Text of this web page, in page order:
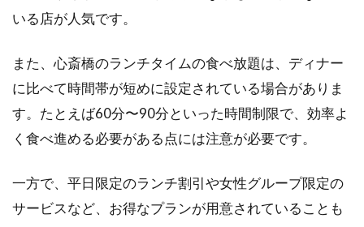
いる店が人気です。
また、心斎橋のランチタイムの食べ放題は、ディナー
に比べて時間帯が短めに設定されている場合がありま
す。たとえば60分〜90分といった時間制限で、効率よ
く食べ進める必要がある点には注意が必要です。
一方で、平日限定のランチ割引や女性グループ限定の
サービスなど、お得なプランが用意されていることも